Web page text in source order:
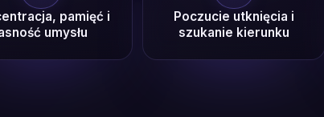
pamięć i
umysłu
Poczucie utknięcia i
szukanie kierunku